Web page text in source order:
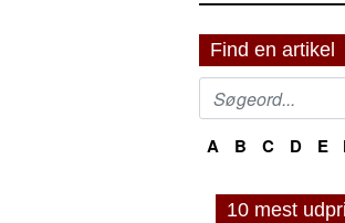
Find en artikel
A B C D E
10 mest